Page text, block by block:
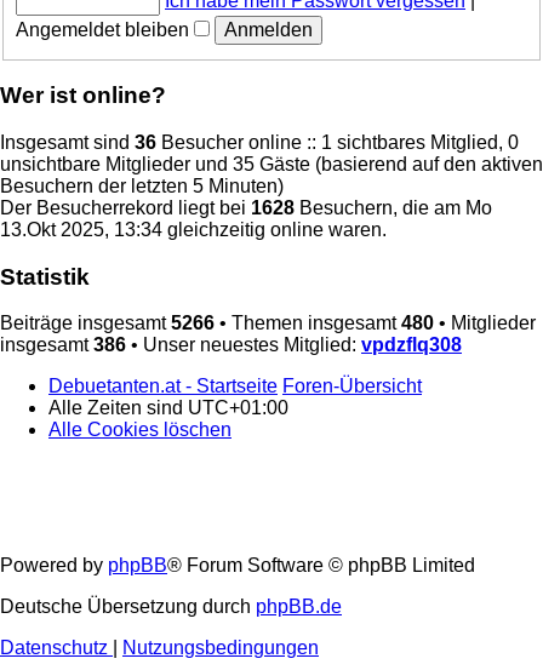
Angemeldet bleiben
Wer ist online?
Insgesamt sind 36 Besucher online :: 1 sichtbares Mitglied, 0
unsichtbare Mitglieder und 35 Gäste (basierend auf den aktiven
Besuchern der letzten 5 Minuten)
Der Besucherrekord liegt bei 1628 Besuchern, die am Mo
13.Okt 2025, 13:34 gleichzeitig online waren.
Statistik
Beiträge insgesamt5266 • Themen insgesamt480 • Mitglieder
insgesamt386 • Unser neuestes Mitglied: vpdzflq308
Debuetanten.at - Startseite Foren-Übersicht
Alle Zeiten sind UTC+01:00
Alle Cookies löschen
Powered by phpBB® Forum Software © phpBB Limited
Deutsche Übersetzung durch phpBB.de
Datenschutz
Nutzungsbedingungen